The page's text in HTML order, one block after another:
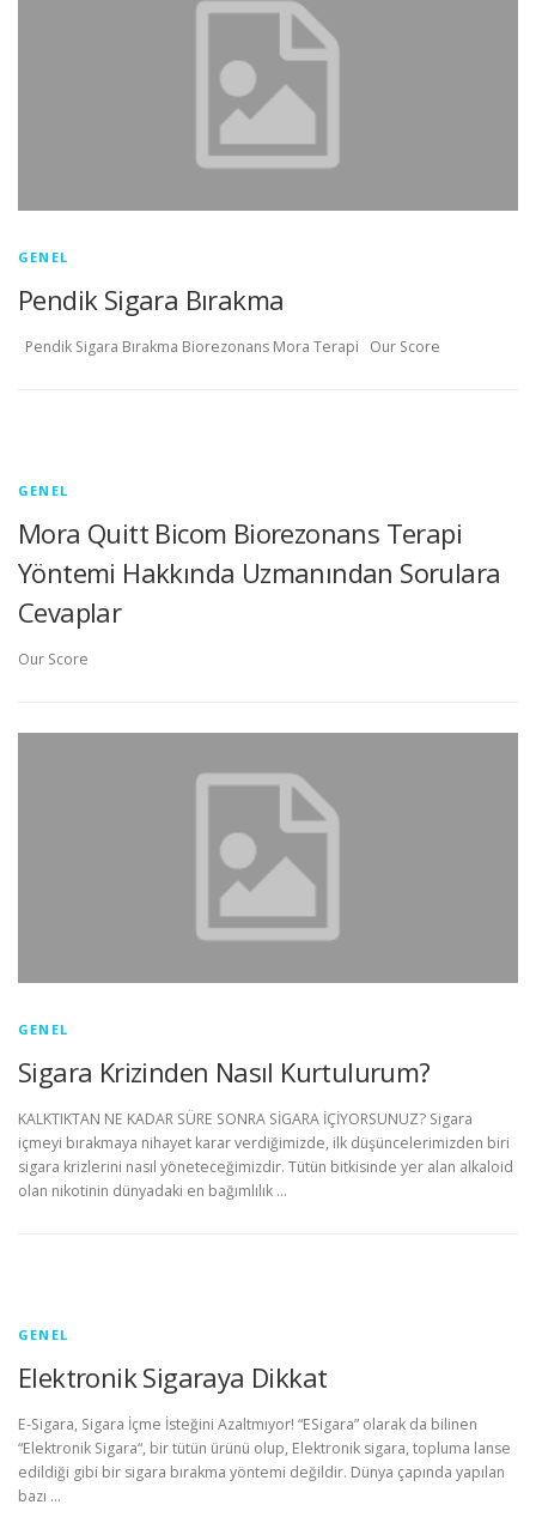
GENEL
Pendik Sigara Bırakma
Pendik Sigara Bırakma Biorezonans Mora Terapi Our Score
GENEL
Mora Quitt Bicom Biorezonans Terapi
Yöntemi Hakkında Uzmanından Sorulara
Cevaplar
Our Score
GENEL
Sigara Krizinden Nasıl Kurtulurum?
KALKTIKTAN NE KADAR SÜRE SONRA SİGARA İÇİYORSUNUZ? Sigara
içmeyi bırakmaya nihayet karar verdiğimizde, ilk düşüncelerimizden biri
sigara krizlerini nasıl yöneteceğimizdir. Tütün bitkisinde yer alan alkaloid
olan nikotinin dünyadaki en bağımlılık …
GENEL
Elektronik Sigaraya Dikkat
E-Sigara, Sigara İçme İsteğini Azaltmıyor! “ESigara” olarak da bilinen
“Elektronik Sigara“, bir tütün ürünü olup, Elektronik sigara, topluma lanse
edildiği gibi bir sigara bırakma yöntemi değildir. Dünya çapında yapılan
bazı …